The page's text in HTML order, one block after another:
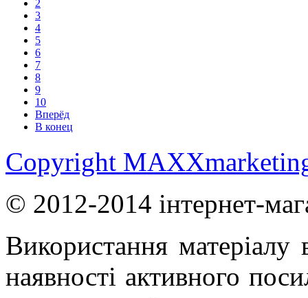
2
3
4
5
6
7
8
9
10
Вперёд
В конец
Copyright
© 2012-2014 інтернет-
Використання матеріалу
наявності активного